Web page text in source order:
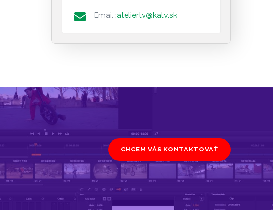
Email :ateliertv@katv.sk
CHCEM VÁS KONTAKTOVAŤ